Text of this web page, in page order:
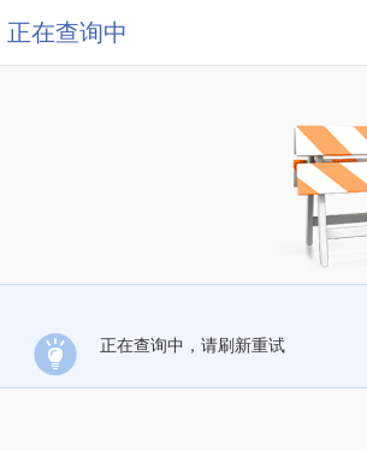
正在查询中
正在查询中，请刷新重试